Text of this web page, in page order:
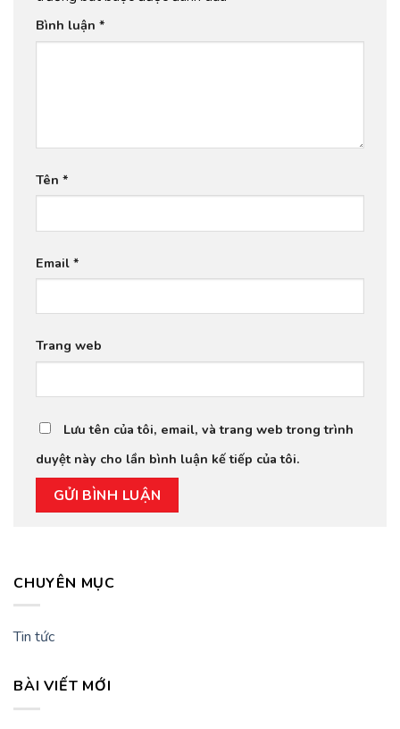
Bình luận *
Tên *
Email *
Trang web
Lưu tên của tôi, email, và trang web trong trình
duyệt này cho lần bình luận kế tiếp của tôi.
CHUYÊN MỤC
Tin tức
BÀI VIẾT MỚI